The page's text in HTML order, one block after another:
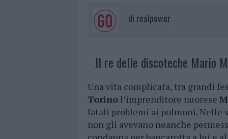
di realpower
Il re delle discoteche Mario
Una vita complicata, tra grandi
Torino l’imprenditore nuorese
fatali problemi ai polmoni. Nelle
non gli avevano neanche